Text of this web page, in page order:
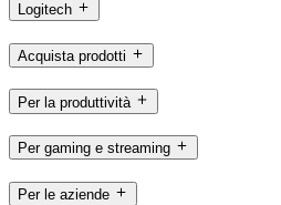
Logitech
Acquista prodotti
Per la produttività
Per gaming e streaming
Per le aziende